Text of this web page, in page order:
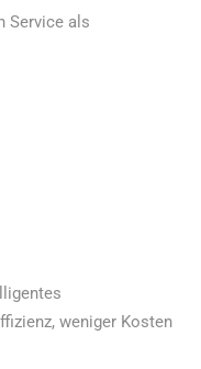
Service als
weniger Kosten